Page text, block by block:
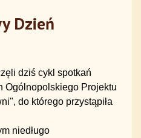
Dzień
dziś cykl spotkań
Ogólnopolskiego Projektu
do którego przystąpiła
niedługo